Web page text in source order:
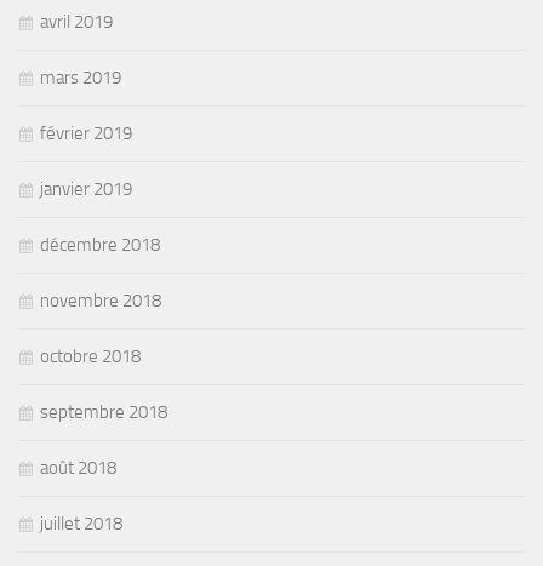
avril 2019
mars 2019
février 2019
janvier 2019
décembre 2018
novembre 2018
octobre 2018
septembre 2018
août 2018
juillet 2018